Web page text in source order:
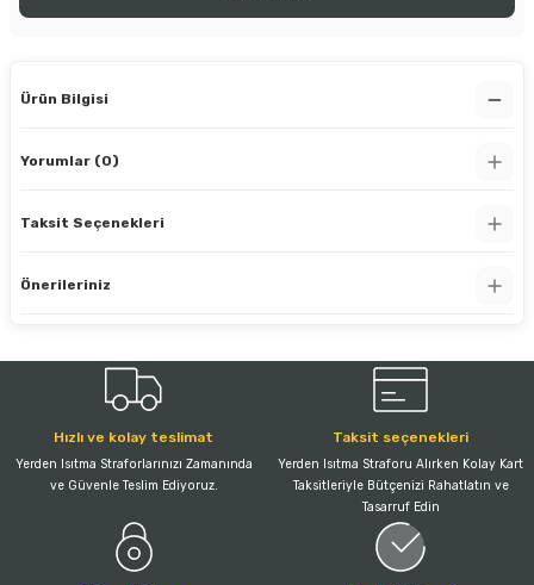
Ürün Bilgisi
Yorumlar (0)
Taksit Seçenekleri
Önerileriniz
Hızlı ve kolay teslimat
Yerden Isıtma Straforlarınızı Zamanında
ve Güvenle Teslim Ediyoruz.
Taksit seçenekleri
Yerden Isıtma Straforu Alırken Kolay Kart
Taksitleriyle Bütçenizi Rahatlatın ve
Tasarruf Edin